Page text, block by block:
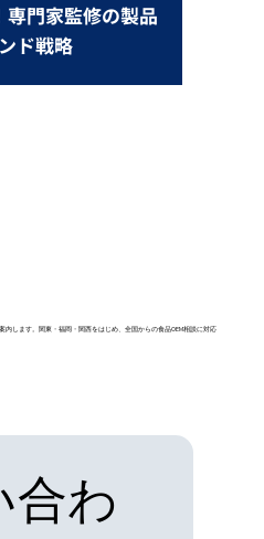
します。関東・福岡・関西をはじめ、全国からの食品OEM相談に対応
合わ
門家監修の製品
ド戦略